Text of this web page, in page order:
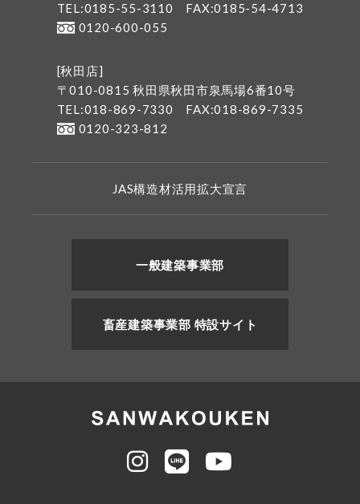
TEL:0185-55-3110
FAX:0185-54-4713
0120-600-055
[秋田店]
〒010-0815 秋田県秋田市泉馬場6番10号
TEL:018-869-7330
FAX:018-869-7335
0120-323-812
JAS構造材活用拡大宣言
一般建築事業部
畜産建築事業部 特設サイト